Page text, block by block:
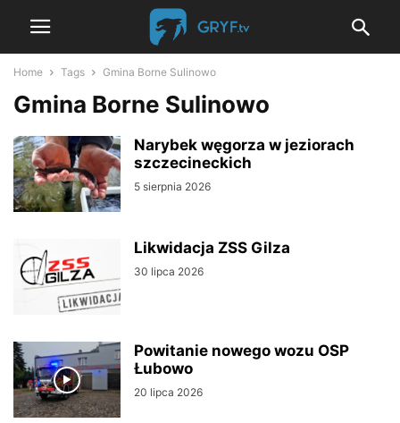
Home Tags Gmina Borne Sulinowo
Gmina Borne Sulinowo
Narybek węgorza w jeziorach
szczecineckich
5 sierpnia 2026
Likwidacja ZSS Gilza
30 lipca 2026
Powitanie nowego wozu OSP
Łubowo
20 lipca 2026